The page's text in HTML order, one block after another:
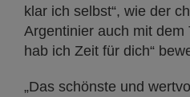
klar ich selbst“, wie der
Argentinier auch mit dem
hab ich Zeit für dich“
„Das schönste und